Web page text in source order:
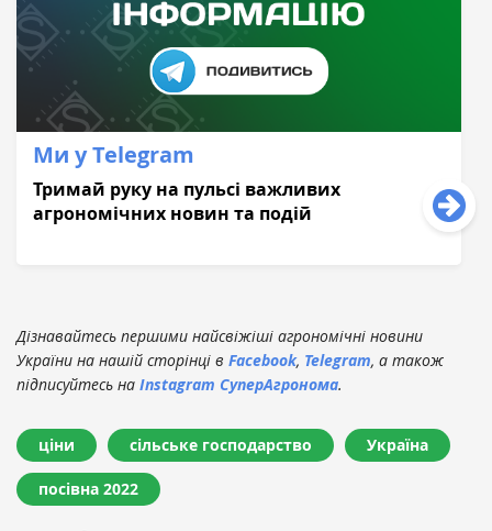
Ми у Telegram
Тримай руку на пульсі важливих
агрономічних новин та подій
Дізнавайтесь першими найсвіжіші агрономічні новини
України на нашій сторінці в Facebook, Telegram, а також
підписуйтесь на Instagram СуперАгронома.
ціни сільське господарство Україна
посівна 2022